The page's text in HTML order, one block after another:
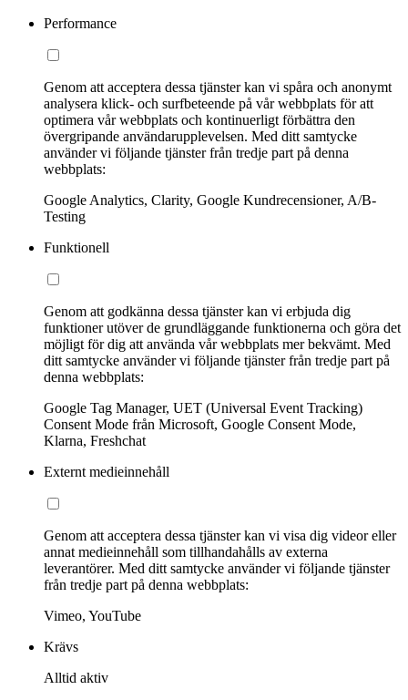
Performance
Genom att acceptera dessa tjänster kan vi spåra och anonymt
analysera klick- och surfbeteende på vår webbplats för att
optimera vår webbplats och kontinuerligt förbättra den
övergripande användarupplevelsen. Med ditt samtycke
använder vi följande tjänster från tredje part på denna
webbplats:
Google Analytics, Clarity, Google Kundrecensioner, A/B-
Testing
Funktionell
Genom att godkänna dessa tjänster kan vi erbjuda dig
funktioner utöver de grundläggande funktionerna och göra det
möjligt för dig att använda vår webbplats mer bekvämt. Med
ditt samtycke använder vi följande tjänster från tredje part på
denna webbplats:
Google Tag Manager, UET (Universal Event Tracking)
Consent Mode från Microsoft, Google Consent Mode,
Klarna, Freshchat
Externt medieinnehåll
Genom att acceptera dessa tjänster kan vi visa dig videor eller
annat medieinnehåll som tillhandahålls av externa
leverantörer. Med ditt samtycke använder vi följande tjänster
från tredje part på denna webbplats:
Vimeo, YouTube
Krävs
Alltid aktiv